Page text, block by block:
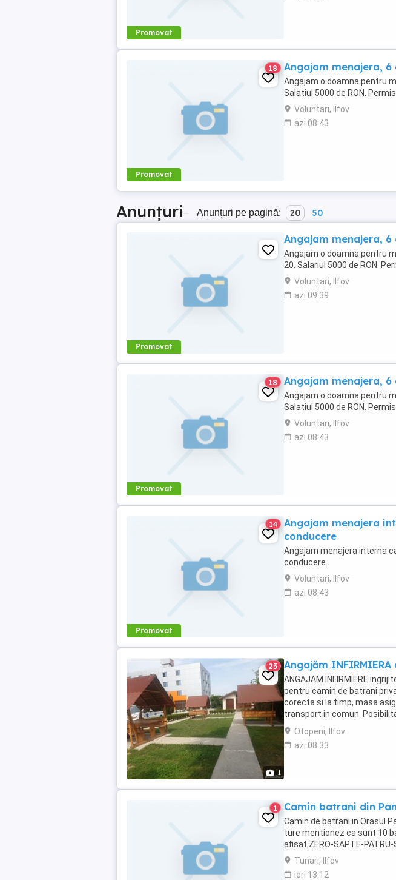
Promovat
Promovat
18 Angajam menajera, 6
Angajam o doamna pentru
Salatiul 5000 de RON.
Voluntari, Ilfov
azi 08:43
Anunțuri– Anunțuri pe pagină: 20 50
Promovat
Angajam menajera, 6
Angajam o doamna pentru
20. Salariul 5000 de RON.
Voluntari, Ilfov
azi 09:39
Promovat
18 Angajam menajera, 6
Angajam o doamna pentru
Salatiul 5000 de RON.
Voluntari, Ilfov
azi 08:43
Promovat
14
Angajam menajera
conducere
Angajam menajera interna
conducere.
Voluntari, Ilfov
azi 08:43
1
23 Angajăm
ANGAJAM INFIRMIERE
pentru camin de batrani
corecta si la timp, masa
transport in comun.
bune, daca este nevoie sau
Otopeni, Ilfov
azi 08:33
1 Camin batrani din
Camin de batrani in Orasul
ture mentionez ca sunt 10
afisat ZERO-SAPTE-PATRU-
Tunari, Ilfov
ieri 13:12